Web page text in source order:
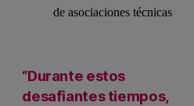
de asociaciones técnicas
“Durante estos
desafiantes tiempos,